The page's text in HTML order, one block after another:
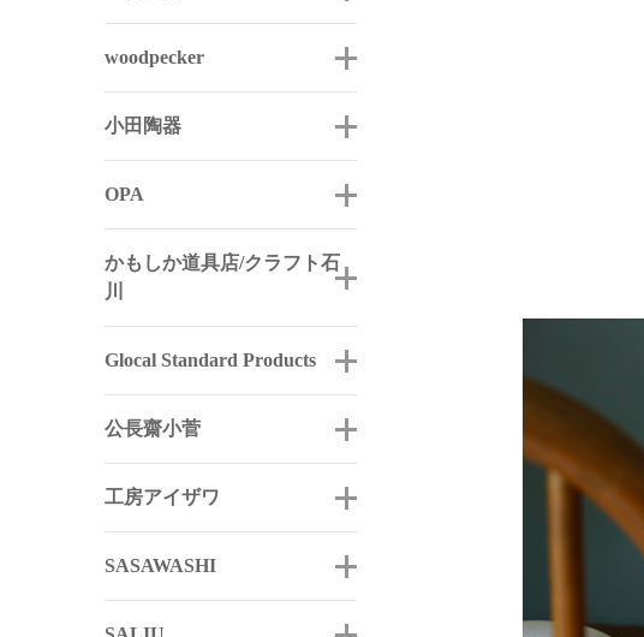
woodpecker
小田陶器
OPA
かもしか道具店/クラフト石
川
Glocal Standard Products
公長齋小菅
工房アイザワ
SASAWASHI